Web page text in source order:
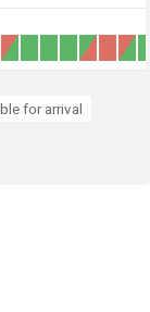
for arrival